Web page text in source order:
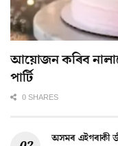
আয়োজন কৰিব
পাৰ্টি
0 SHARES
অসমৰ এইগৰাকী